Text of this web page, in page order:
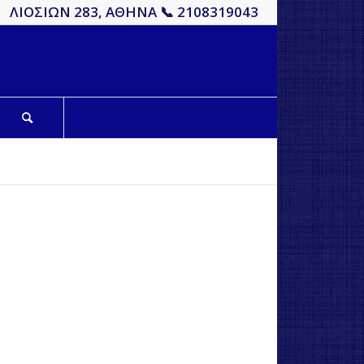
ΛΙΟΣΙΩΝ 283, ΑΘΗΝΑ 📞 2108319043